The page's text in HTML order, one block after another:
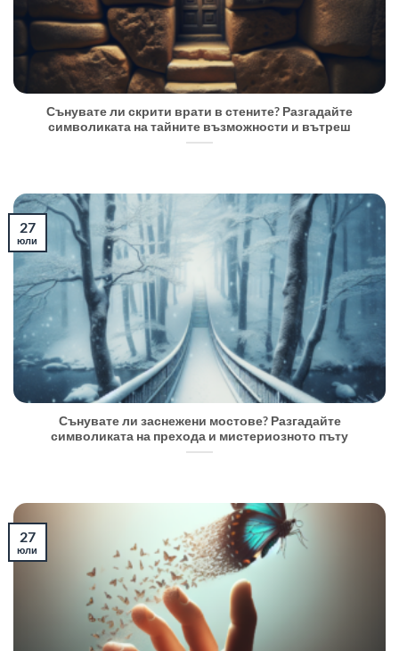
Сънувате ли скрити врати в стените? Разгадайте
символиката на тайните възможности и вътреш
Сънувате ли заснежени мостове? Разгадайте
символиката на прехода и мистериозното пъту
27
юли
27
юли